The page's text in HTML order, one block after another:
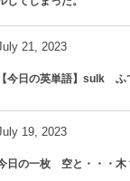
21, 2023
【今日の英単語】sulk ふ
19, 2023
日の一枚 空と・・・木